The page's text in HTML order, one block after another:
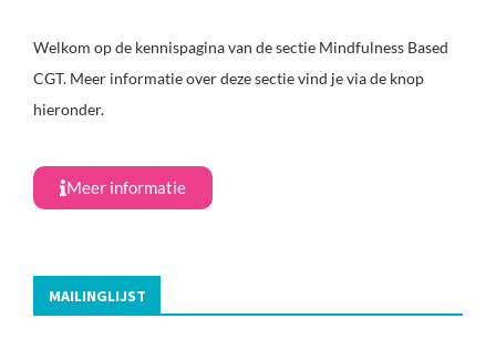
Welkom op de kennispagina van de sectie Mindfulness Based
CGT. Meer informatie over deze sectie vind je via de knop
hieronder.
Meer informatie
MAILINGLIJST